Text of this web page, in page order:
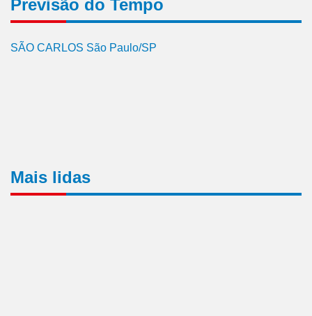
Previsão do Tempo
SÃO CARLOS São Paulo/SP
Mais lidas